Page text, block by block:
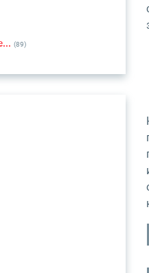
(89)